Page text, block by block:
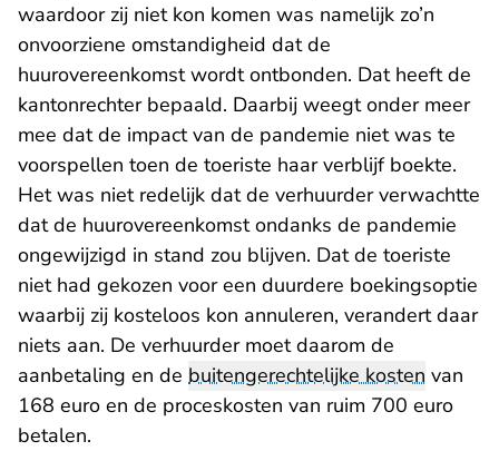
waardoor zij niet kon komen was namelijk zo’n
onvoorziene omstandigheid dat de
huurovereenkomst wordt ontbonden. Dat heeft de
kantonrechter bepaald. Daarbij weegt onder meer
mee dat de impact van de pandemie niet was te
voorspellen toen de toeriste haar verblijf boekte.
Het was niet redelijk dat de verhuurder verwachtte
dat de huurovereenkomst ondanks de pandemie
ongewijzigd in stand zou blijven. Dat de toeriste
niet had gekozen voor een duurdere boekingsoptie
waarbij zij kosteloos kon annuleren, verandert daar
niets aan. De verhuurder moet daarom de
aanbetaling en de buitengerechtelijke kosten van
168 euro en de proceskosten van ruim 700 euro
betalen.